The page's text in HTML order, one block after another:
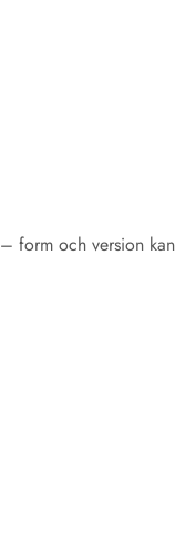
form och version